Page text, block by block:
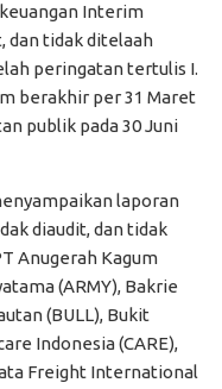
Interim
dan tidak ditelaah
peringatan tertulis I.
berakhir per 31 Maret
publik pada 30 Juni
laporan
diaudit, dan tidak
Anugerah Kagum
(ARMY), Bakrie
(BULL), Bukit
Indonesia (CARE),
Freight International